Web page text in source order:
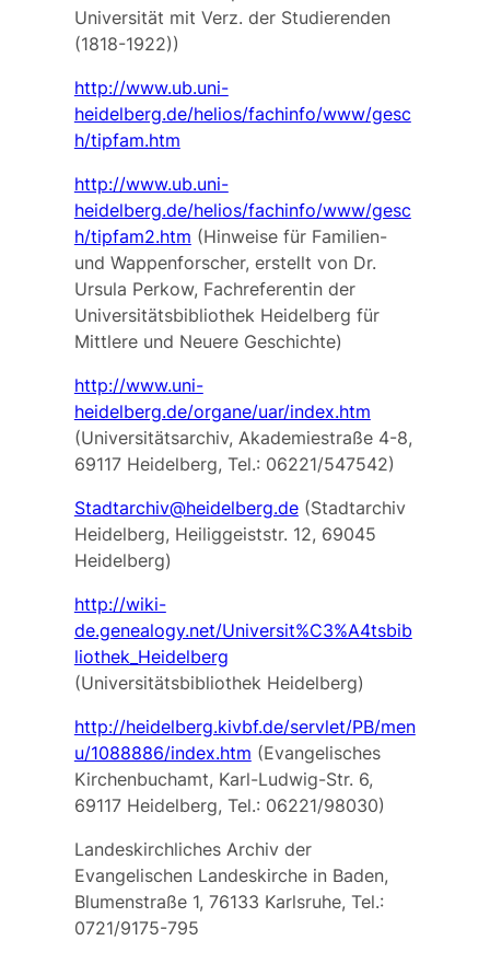
Universität mit Verz. der Studierenden
(1818-1922))
http://www.ub.uni-
heidelberg.de/helios/fachinfo/www/gesc
h/tipfam.htm
http://www.ub.uni-
heidelberg.de/helios/fachinfo/www/gesc
h/tipfam2.htm (Hinweise für Familien-
und Wappenforscher, erstellt von Dr.
Ursula Perkow, Fachreferentin der
Universitätsbibliothek Heidelberg für
Mittlere und Neuere Geschichte)
http://www.uni-
heidelberg.de/organe/uar/index.htm
(Universitätsarchiv, Akademiestraße 4-8,
69117 Heidelberg, Tel.: 06221/547542)
Stadtarchiv@heidelberg.de(Stadtarchiv
Heidelberg, Heiliggeiststr. 12, 69045
Heidelberg)
http://wiki-
de.genealogy.net/Universit%C3%A4tsbib
liothek_Heidelberg
(Universitätsbibliothek Heidelberg)
http://heidelberg.kivbf.de/servlet/PB/men
u/1088886/index.htm (Evangelisches
Kirchenbuchamt, Karl-Ludwig-Str. 6,
69117 Heidelberg, Tel.: 06221/98030)
Landeskirchliches Archiv der
Evangelischen Landeskirche in Baden,
Blumenstraße 1, 76133 Karlsruhe, Tel.:
0721/9175-795